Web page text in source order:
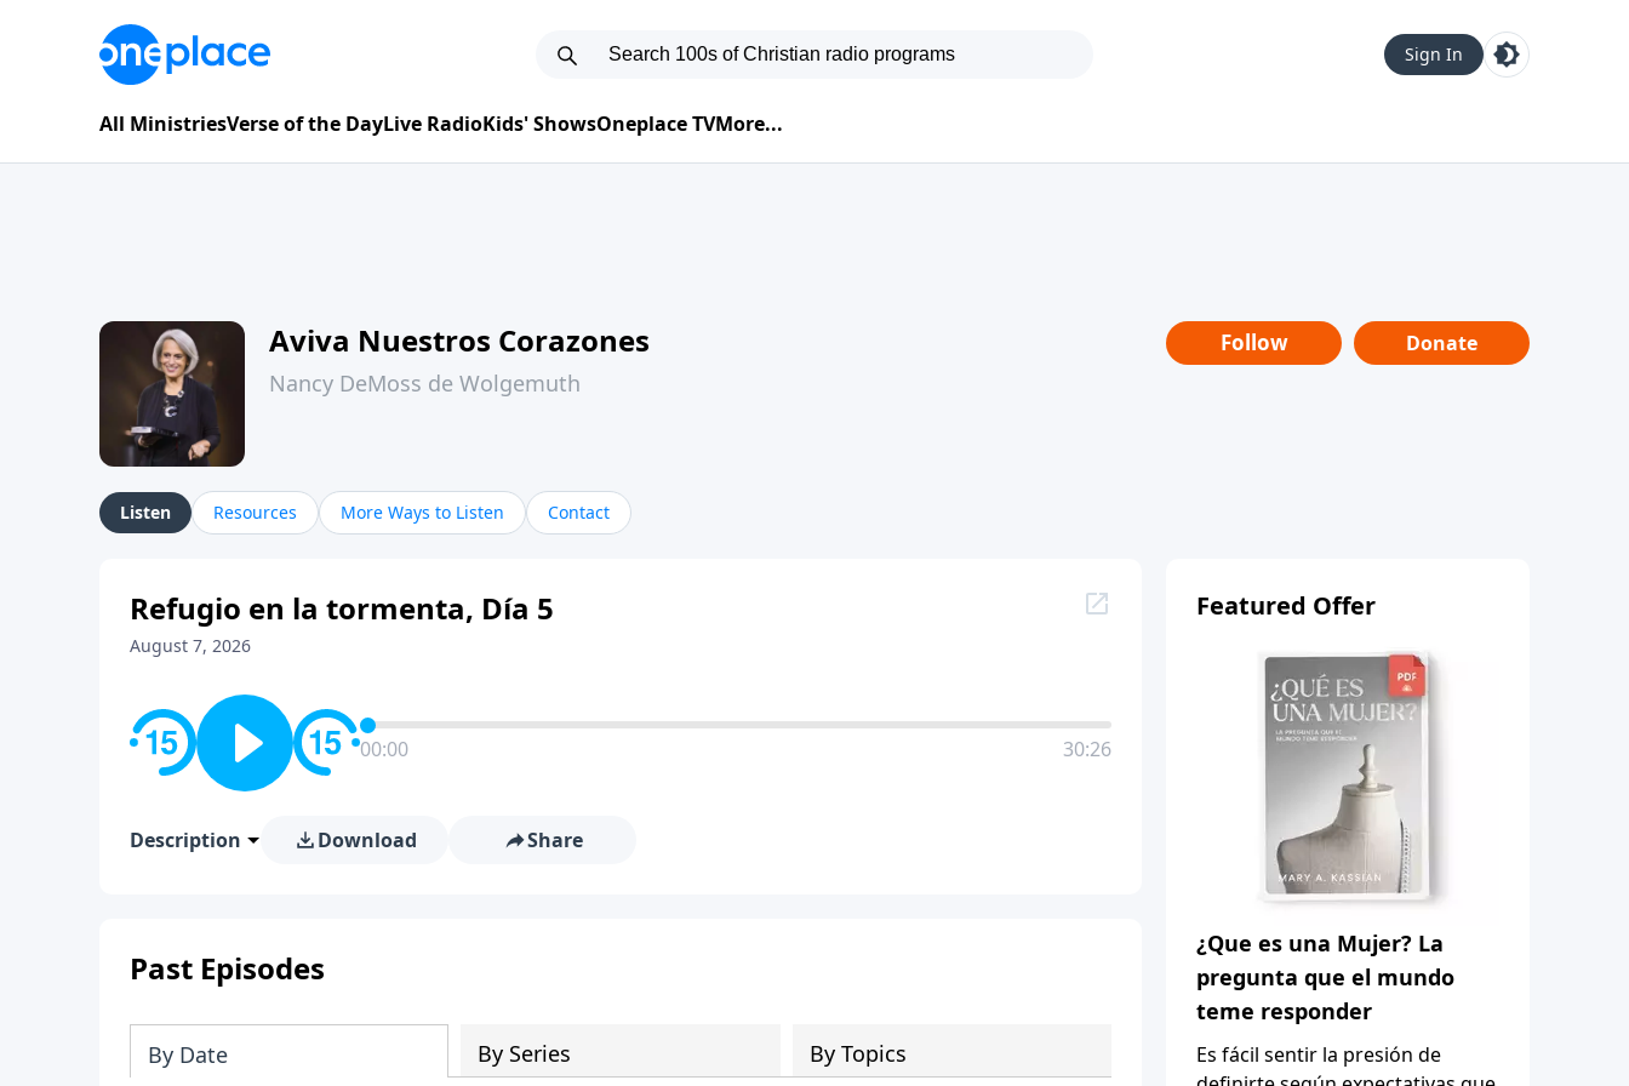
Sign In
All MinistriesVerse of the DayLive RadioKids' ShowsOneplace TVMore...
Aviva Nuestros Corazones
Nancy DeMoss de Wolgemuth
Follow Donate
Listen Resources More Ways to Listen Contact
Refugio en la tormenta, Día 5
August 7, 2026
00:00 30:26
Description Download Share
Past Episodes
By Date By Series By Topics
Featured Offer
¿Que es una Mujer? La
pregunta que el mundo
teme responder
Es fácil sentir la presión de